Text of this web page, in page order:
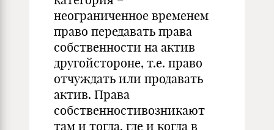
неограниченное временем
право передавать права
собственности на актив
другойстороне, т.е. право
отчуждать или продавать
актив. Права
собственностивозникают
там и тогда, где и когда в